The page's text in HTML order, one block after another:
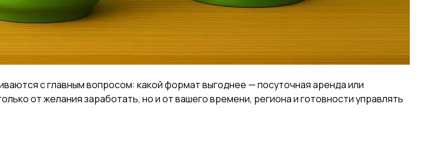
с главным вопросом: какой формат выгоднее — посуточная аренда или
от желания заработать, но и от вашего времени, региона и готовности управлять